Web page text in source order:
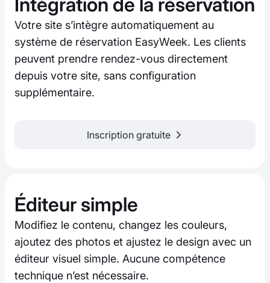
Intégration de la réservation
Votre site s’intègre automatiquement au
système de réservation EasyWeek. Les clients
peuvent prendre rendez-vous directement
depuis votre site, sans configuration
supplémentaire.
Inscription gratuite
Éditeur simple
Modifiez le contenu, changez les couleurs,
ajoutez des photos et ajustez le design avec un
éditeur visuel simple. Aucune compétence
technique n’est nécessaire.